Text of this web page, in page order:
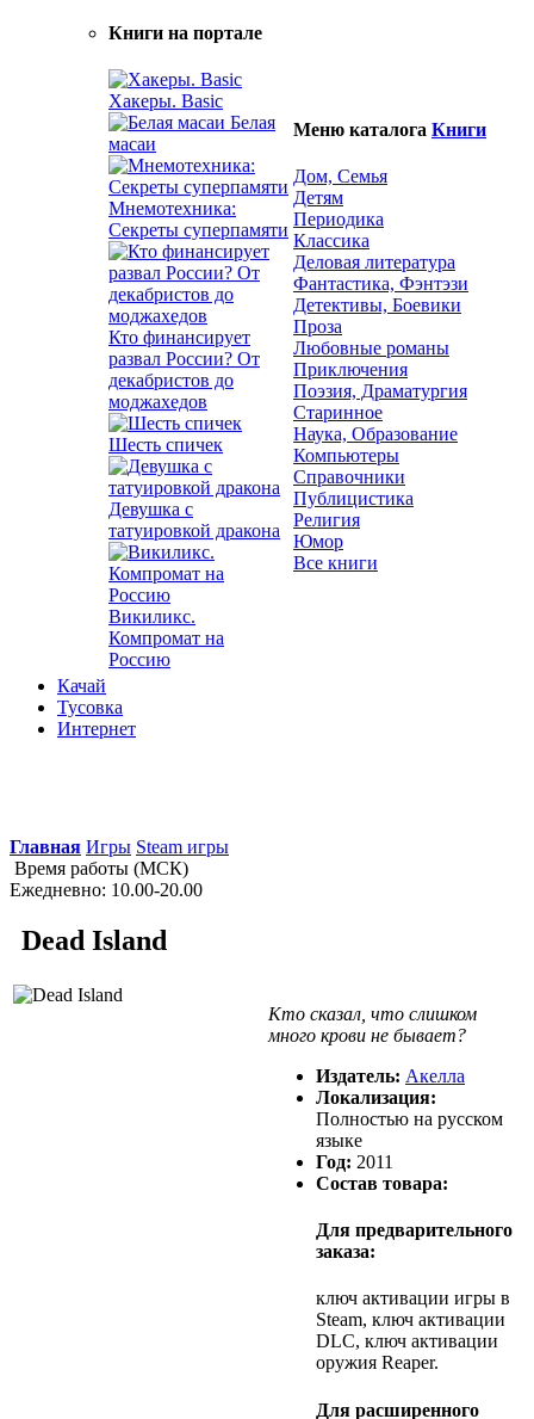
Книги на портале
Хакеры. Basic
Белая
масаи
Мнемотехника:
Секреты суперпамяти
Кто финансирует
развал России? От
декабристов до
моджахедов
Шесть спичек
Девушка с
татуировкой дракона
Викиликс.
Компромат на
Россию
Меню каталога Книги
Дом, Семья
Детям
Периодика
Классика
Деловая литература
Фантастика, Фэнтэзи
Детективы, Боевики
Проза
Любовные романы
Приключения
Поэзия, Драматургия
Старинное
Наука, Образование
Компьютеры
Справочники
Публицистика
Религия
Юмор
Все книги
Качай
Тусовка
Интернет
Главная Игры Steam игры
Время работы (МСК)
Ежедневно: 10.00-20.00
Dead Island
Кто сказал, что слишком
много крови не бывает?
Издатель: Акелла
Локализация:
Полностью на русском
языке
Год: 2011
Состав товара:
Для предварительного
заказа:
ключ активации игры в
Steam, ключ активации
DLC, ключ активации
оружия Reaper.
Для расширенного